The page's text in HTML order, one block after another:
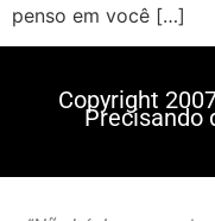
penso em você […]
Copyright
Precisando